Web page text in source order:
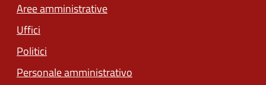
Aree amministrative
Uffici
Politici
Personale amministrativo